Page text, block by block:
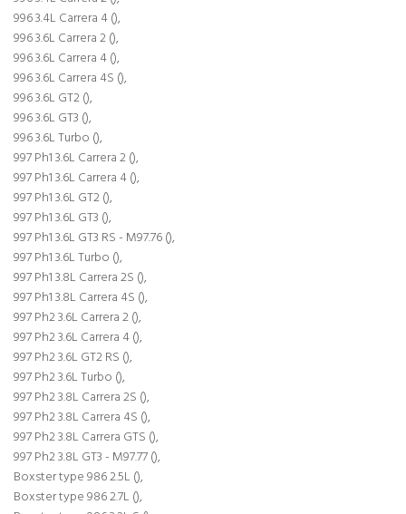
996 3.4L Carrera 4 (),
996 3.6L Carrera 2 (),
996 3.6L Carrera 4 (),
996 3.6L Carrera 4S (),
996 3.6L GT2 (),
996 3.6L GT3 (),
996 3.6L Turbo (),
997 Ph1 3.6L Carrera 2 (),
997 Ph1 3.6L Carrera 4 (),
997 Ph1 3.6L GT2 (),
997 Ph1 3.6L GT3 (),
997 Ph1 3.6L GT3 RS - M97.76 (),
997 Ph1 3.6L Turbo (),
997 Ph1 3.8L Carrera 2S (),
997 Ph1 3.8L Carrera 4S (),
997 Ph2 3.6L Carrera 2 (),
997 Ph2 3.6L Carrera 4 (),
997 Ph2 3.6L GT2 RS (),
997 Ph2 3.6L Turbo (),
997 Ph2 3.8L Carrera 2S (),
997 Ph2 3.8L Carrera 4S (),
997 Ph2 3.8L Carrera GTS (),
997 Ph2 3.8L GT3 - M97.77 (),
Boxster type 986 2.5L (),
Boxster type 986 2.7L (),